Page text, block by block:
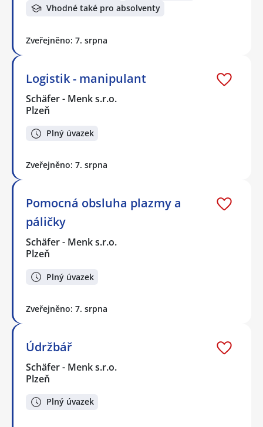
Vhodné také pro absolventy
Zveřejněno: 7. srpna
Logistik - manipulant
Schäfer - Menk s.r.o.
Plzeň
Plný úvazek
Zveřejněno: 7. srpna
Pomocná obsluha plazmy a
páličky
Schäfer - Menk s.r.o.
Plzeň
Plný úvazek
Zveřejněno: 7. srpna
Údržbář
Schäfer - Menk s.r.o.
Plzeň
Plný úvazek